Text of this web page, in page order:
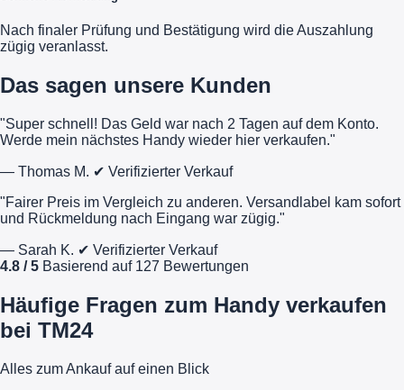
Nach finaler Prüfung und Bestätigung wird die Auszahlung
zügig veranlasst.
Das sagen unsere Kunden
"Super schnell! Das Geld war nach 2 Tagen auf dem Konto.
Werde mein nächstes Handy wieder hier verkaufen."
— Thomas M. ✔ Verifizierter Verkauf
"Fairer Preis im Vergleich zu anderen. Versandlabel kam sofort
und Rückmeldung nach Eingang war zügig."
— Sarah K. ✔ Verifizierter Verkauf
4.8 / 5 Basierend auf 127 Bewertungen
Häufige Fragen zum Handy verkaufen
bei TM24
Alles zum Ankauf auf einen Blick